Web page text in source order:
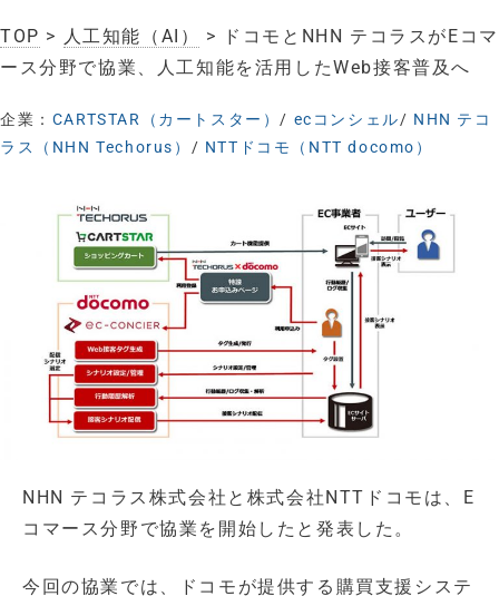
TOP > 人工知能（AI）
> ドコモとNHN テコラスがEコマ
ース分野で協業、人工知能を活用したWeb接客普及へ
企業： CARTSTAR（カートスター）/ ecコンシェル/ NHN テコ
ラス（NHN Techorus） / NTTドコモ（NTT docomo）
NHN テコラス株式会社と株式会社NTTドコモは、E
コマース分野で協業を開始したと発表した。
今回の協業では、ドコモが提供する購買支援システ